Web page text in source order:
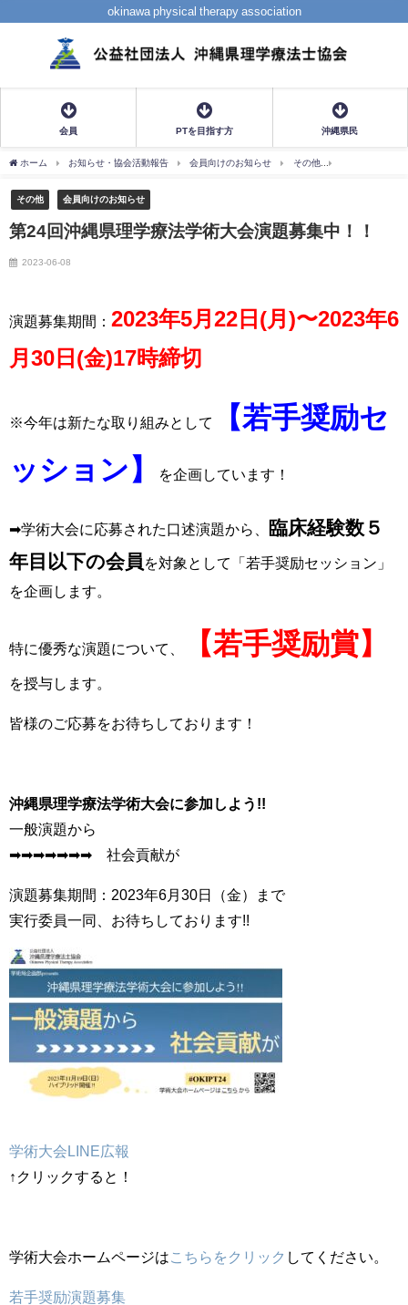
okinawa physical therapy association
会員 PTを目指す方 沖縄県民
ホーム お知らせ・協会活動報告 会員向けのお知らせ その他
その他 会員向けのお知らせ
第24回沖縄県理学療法学術大会演題募集中！！
2023-06-08
演題募集期間： 2023年5月22日(月)〜2023年6
月30日(金)17時締切
※今年は新たな取り組みとして
【若手奨励セ
ッション】
を企画しています！
➡学術大会に応募された口述演題から、
臨床経験数５
年目以下の会員 を対象として「若手奨励セッション」
を企画します。
特に優秀な演題について、 【若手奨励賞】
を授与します。
皆様のご応募をお待ちしております！
沖縄県理学療法学術大会に参加しよう!!
一般演題から
➡➡➡➡➡➡➡ 社会貢献が
演題募集期間：2023年6月30日（金）まで
実行委員一同、お待ちしております!!
学術大会LINE広報
↑クリックすると！
学術大会ホームページは こちらをクリック してください。
若手奨励演題募集